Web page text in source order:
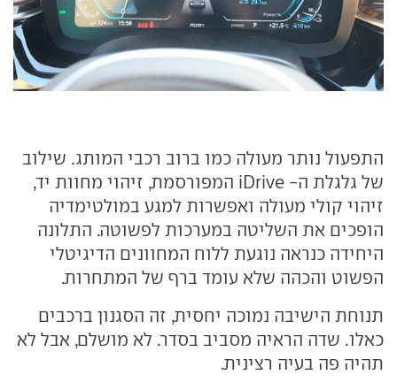
התפעול נותר מעולה כמו ברוב רכבי המותג. שילוב
של גלגלת ה- iDrive המפורסמת, זיהוי מחוות יד,
זיהוי קולי מעולה ואפשרות למגע במולטימדיה
הופכים את השליטה במערכות לפשוטה. התלונה
היחידה כנראה נוגעת ללוח המחוונים הדיגיטלי
הפשוט והכהה שלא עומד ברף של המתחרות.
תנוחת הישיבה נמוכה יחסית, זה הסגנון ברכבים
כאלו. שדה הראיה מסביב בסדר. לא מושלם, אבל לא
תהיה פה בעיה רצינית.